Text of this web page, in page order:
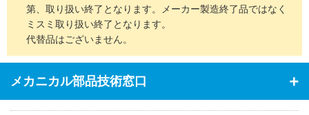
第、取り扱い終了となります。メーカー製造終了品ではなく
ミスミ取り扱い終了となります。
代替品はございません。
メカニカル部品技術窓口